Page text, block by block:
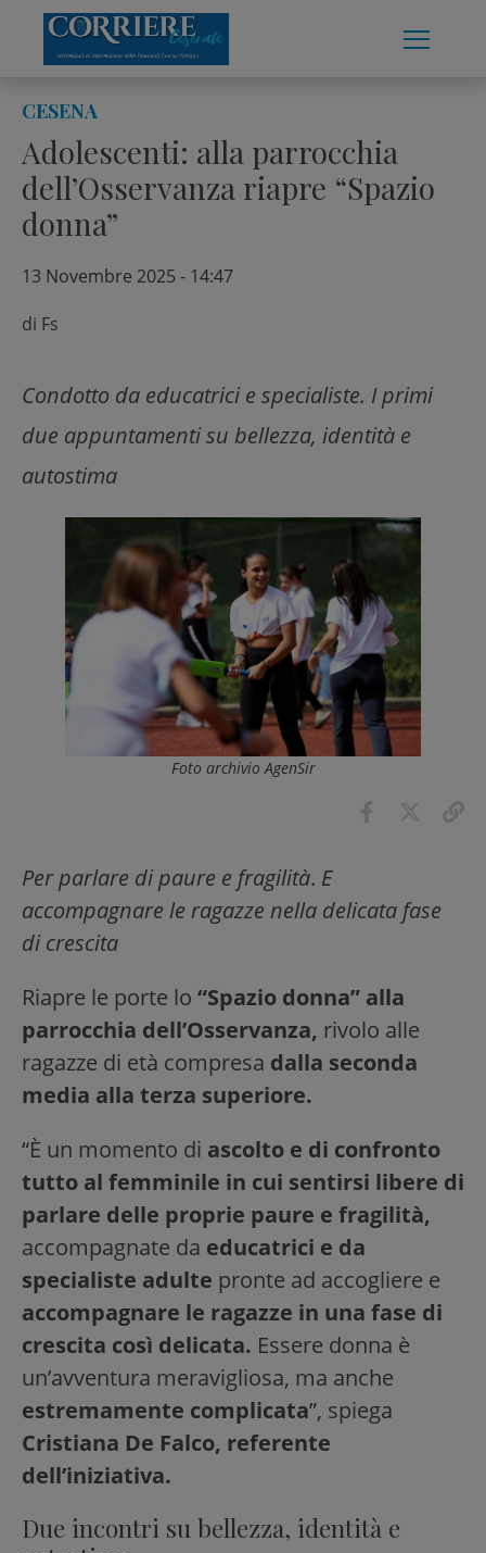
content
CESENA
Adolescenti: alla parrocchia
dell’Osservanza riapre “Spazio
donna”
13 Novembre 2025 - 14:47
di Fs
Condotto da educatrici e specialiste. I primi
due appuntamenti su bellezza, identità e
autostima
Foto archivio AgenSir
Per parlare di paure e fragilità. E
accompagnare le ragazze nella delicata fase
di crescita
Riapre le porte lo “Spazio donna” alla
parrocchia dell’Osservanza, rivolo alle
ragazze di età compresa dalla seconda
media alla terza superiore.
“È un momento di ascolto e di confronto
tutto al femminile in cui sentirsi libere di
parlare delle proprie paure e fragilità,
accompagnate da educatrici e da
specialiste adulte pronte ad accogliere e
accompagnare le ragazze in una fase di
crescita così delicata. Essere donna è
un’avventura meravigliosa, ma anche
estremamente complicata”, spiega
Cristiana De Falco, referente
dell’iniziativa.
Due incontri su bellezza, identità e